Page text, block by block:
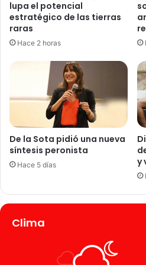
p
a
d
lupa el potencial
estratégico de las tierras
raras
Hace 2 horas
De la Sota pidió una nueva
síntesis peronista
Hace 5 días
y
Clima